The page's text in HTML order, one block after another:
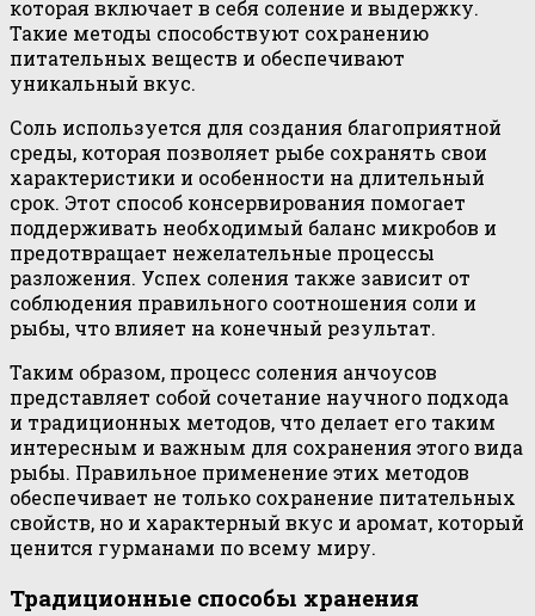
которая включает в себя соление и выдержку.
Такие методы способствуют сохранению
питательных веществ и обеспечивают
уникальный вкус.
Соль используется для создания благоприятной
среды, которая позволяет рыбе сохранять свои
характеристики и особенности на длительный
срок. Этот способ консервирования помогает
поддерживать необходимый баланс микробов и
предотвращает нежелательные процессы
разложения. Успех соления также зависит от
соблюдения правильного соотношения соли и
рыбы, что влияет на конечный результат.
Таким образом, процесс соления анчоусов
представляет собой сочетание научного подхода
и традиционных методов, что делает его таким
интересным и важным для сохранения этого вида
рыбы. Правильное применение этих методов
обеспечивает не только сохранение питательных
свойств, но и характерный вкус и аромат, который
ценится гурманами по всему миру.
Традиционные способы хранения